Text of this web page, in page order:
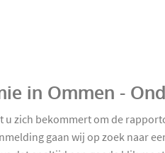
in Ommen -
u zich bekommert om de
gaan wij op zoek naar